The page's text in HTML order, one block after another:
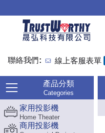
聯絡我們: 線上客服表單
產品分類
Categories
家用投影機
Home Theater
商用投影機